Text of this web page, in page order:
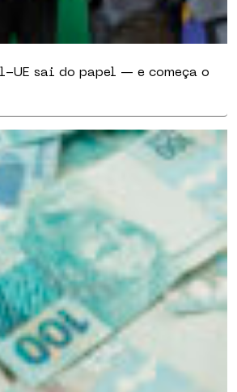
UE sai do papel — e começa o